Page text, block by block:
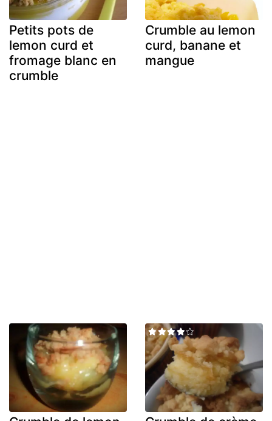
Petits pots de
lemon curd et
fromage blanc en
crumble
Crumble au lemon
curd, banane et
mangue